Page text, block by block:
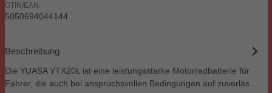
GTIN/EAN:
5050694044144
Beschreibung
Die YUASA YTX20L ist eine leistungsstarke Motorradbatterie für
Fahrer, die auch bei anspruchsvollen Bedingungen auf zuverläs…